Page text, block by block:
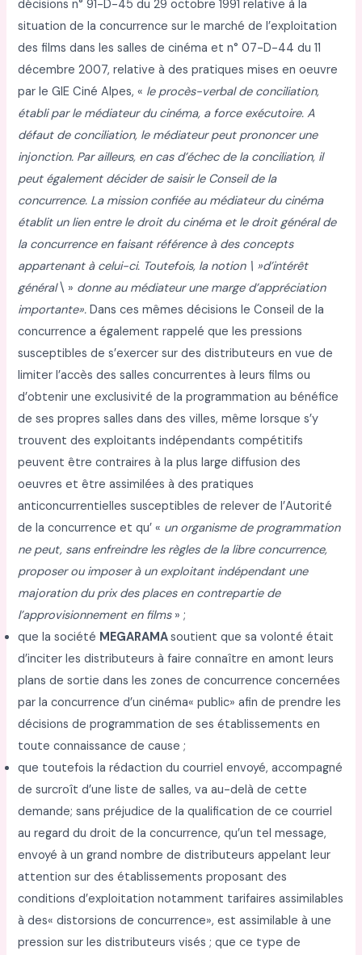
décisions n° 91-D-45 du 29 octobre 1991 relative à la
situation de la concurrence sur le marché de l’exploitation
des films dans les salles de cinéma et n° 07-D-44 du 11
décembre 2007, relative à des pratiques mises en oeuvre
par le GIE Ciné Alpes, « le procès-verbal de conciliation,
établi par le médiateur du cinéma, a force exécutoire. A
défaut de conciliation, le médiateur peut prononcer une
injonction. Par ailleurs, en cas d’échec de la conciliation, il
peut également décider de saisir le Conseil de la
concurrence. La mission confiée au médiateur du cinéma
établit un lien entre le droit du cinéma et le droit général de
la concurrence en faisant référence à des concepts
appartenant à celui-ci. Toutefois, la notion \ »d’intérêt
général\ » donne au médiateur une marge d’appréciation
importante».Dans ces mêmes décisions le Conseil de la
concurrence a également rappelé que les pressions
susceptibles de s’exercer sur des distributeurs en vue de
limiter l’accès des salles concurrentes à leurs films ou
d’obtenir une exclusivité de la programmation au bénéfice
de ses propres salles dans des villes, même lorsque s’y
trouvent des exploitants indépendants compétitifs
peuvent être contraires à la plus large diffusion des
oeuvres et être assimilées à des pratiques
anticoncurrentielles susceptibles de relever de l’Autorité
de la concurrence et qu’ « un organisme de programmation
ne peut, sans enfreindre les règles de la libre concurrence,
proposer ou imposer à un exploitant indépendant une
majoration du prix des places en contrepartie de
l’approvisionnement en films » ;
que la société MEGARAMAsoutient que sa volonté était
d’inciter les distributeurs à faire connaître en amont leurs
plans de sortie dans les zones de concurrence concernées
par la concurrence d’un cinéma« public» afin de prendre les
décisions de programmation de ses établissements en
toute connaissance de cause ;
que toutefois la rédaction du courriel envoyé, accompagné
de surcroît d’une liste de salles, va au-delà de cette
demande; sans préjudice de la qualification de ce courriel
au regard du droit de la concurrence, qu’un tel message,
envoyé à un grand nombre de distributeurs appelant leur
attention sur des établissements proposant des
conditions d’exploitation notamment tarifaires assimilables
à des« distorsions de concurrence», est assimilable à une
pression sur les distributeurs visés ; que ce type de